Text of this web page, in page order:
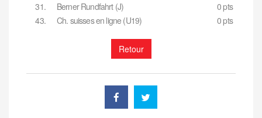
31.
Berner Rundfahrt (J)
0 pts
43.
Ch. suisses en ligne (U19) 0 pts
Retour